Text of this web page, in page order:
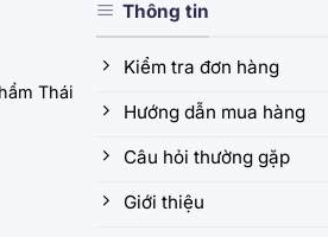
Thái
Thông tin
Kiểm tra đơn hàng
Hướng dẫn mua hàng
Câu hỏi thường gặp
Giới thiệu